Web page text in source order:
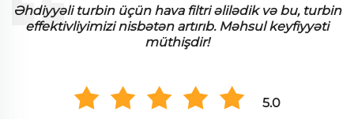
Əhdiyyəli turbin üçün hava filtri əlilədik və bu, turbin
effektivliyimizi nisbətən artırıb. Məhsul keyfiyyəti
müthişdir!
5.0